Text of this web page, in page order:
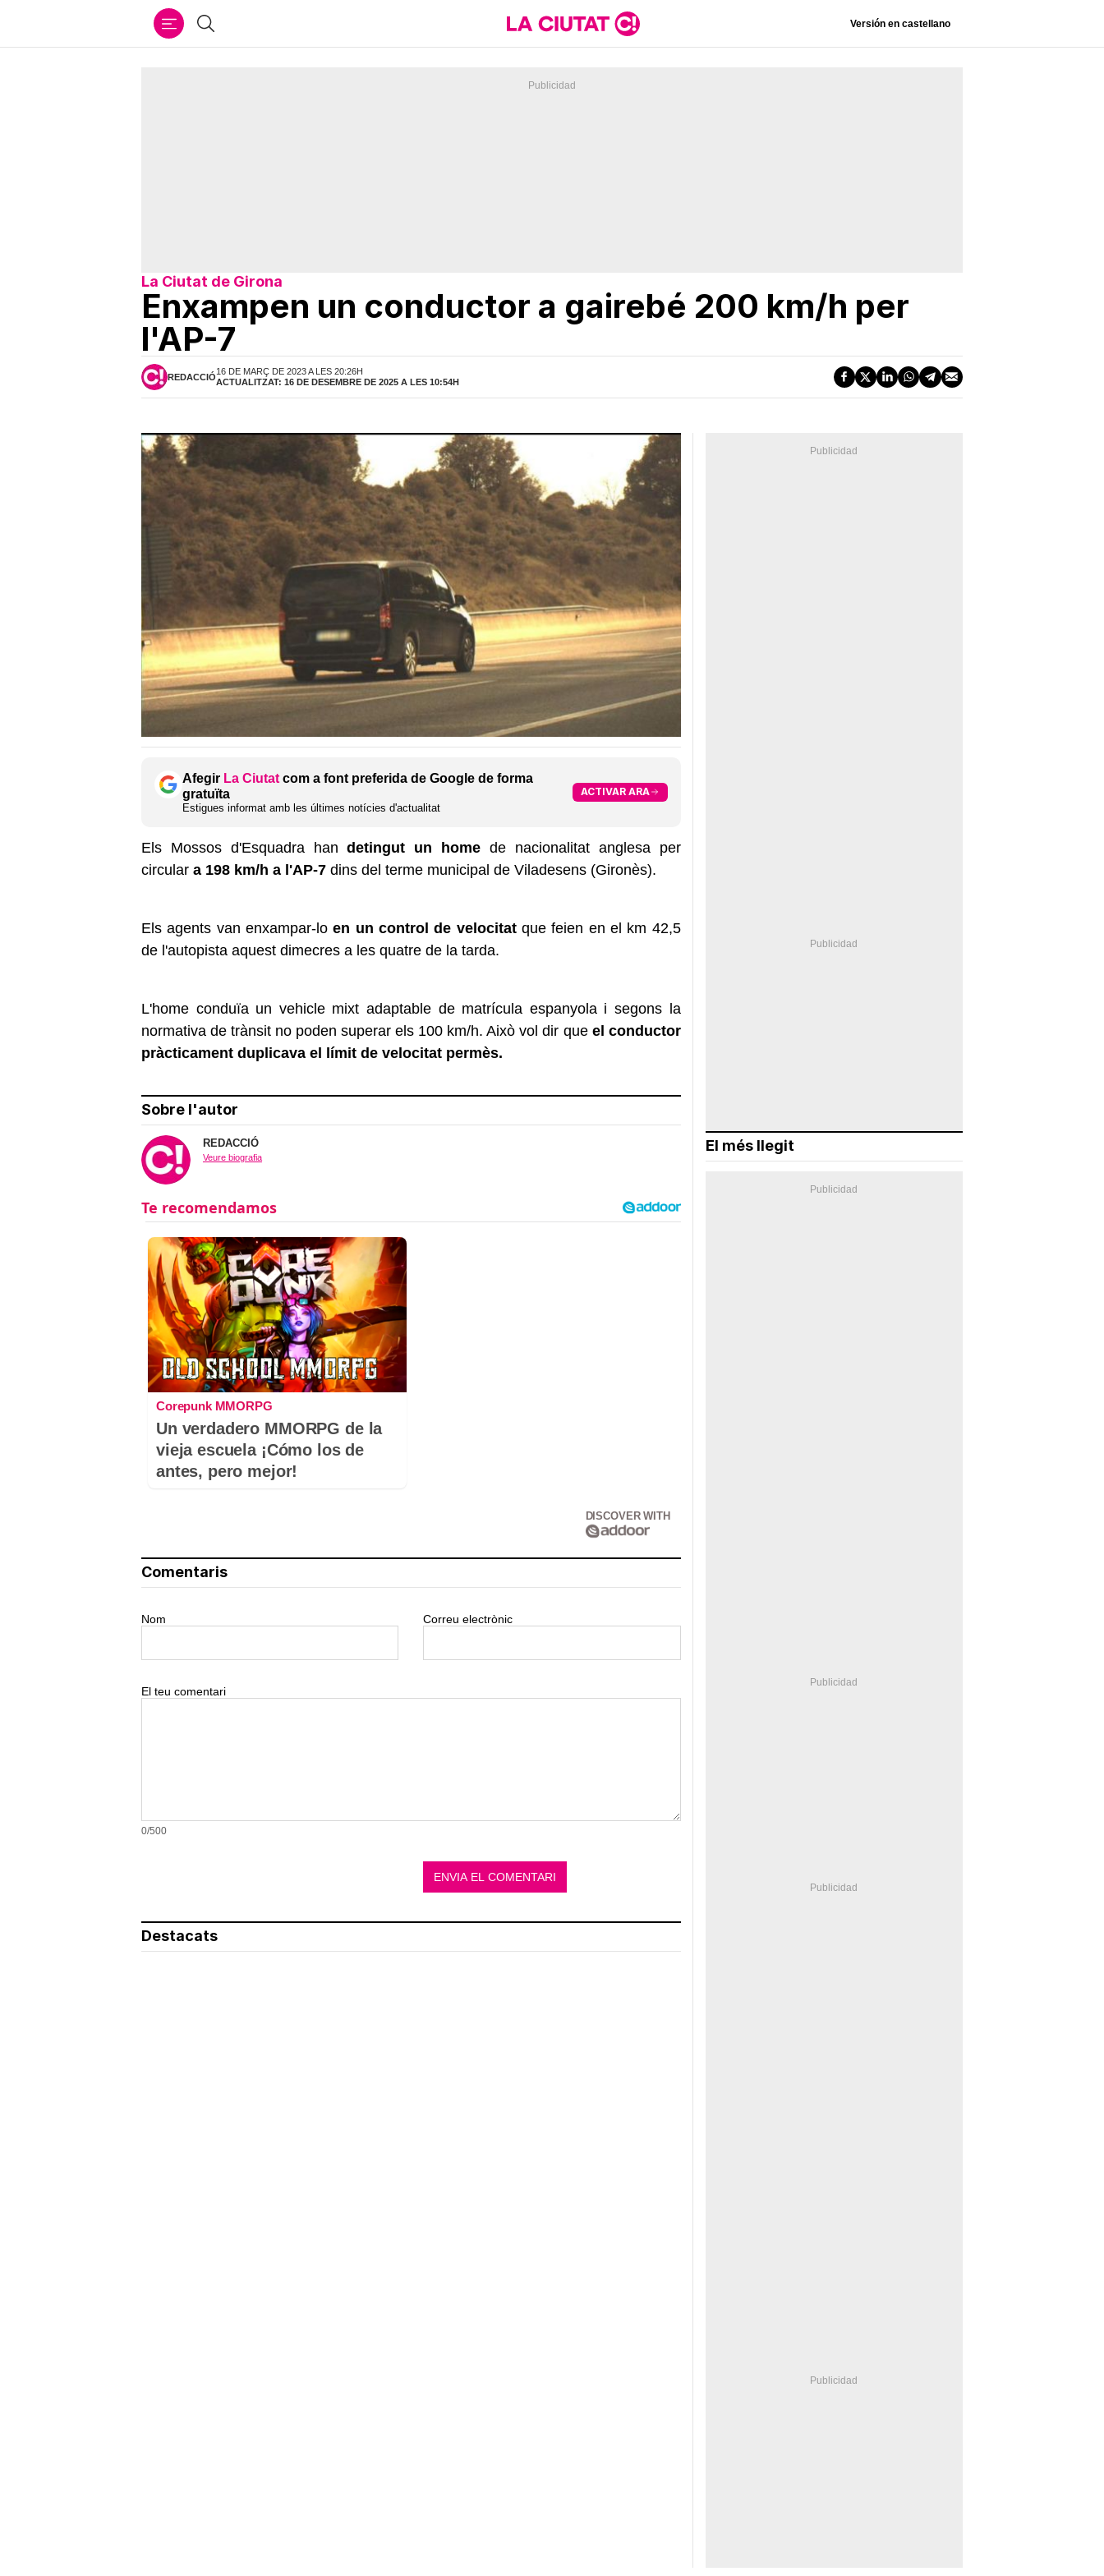
Cercar Versión en castellano
La Ciutat de Girona
Enxampen un conductor a gairebé 200 km/h per
l'AP-7
REDACCIÓ
16 DE MARÇ DE 2023 A LES 20:26H
ACTUALITZAT: 16 DE DESEMBRE DE 2025 A LES 10:54H
Afegir La Ciutat com a font preferida de Google de forma
gratuïta
Estigues informat amb les últimes notícies d'actualitat
ACTIVAR ARA
Els Mossos d'Esquadra handetingut un home de nacionalitat anglesa per
circular a 198 km/h a l'AP-7 dins del terme municipal de Viladesens (Gironès).
Els agents van enxampar-loen un control de velocitatque feien en el km 42,5
de l'autopista aquest dimecres a les quatre de la tarda.
L'home conduïa un vehicle mixt adaptable de matrícula espanyola i segons la
normativa de trànsit no poden superar els 100 km/h. Això vol dir que el conductor
pràcticament duplicava el límit de velocitat permès.
Sobre l'autor
REDACCIÓ
Veure biografia
Corepunk MMORPG
Un verdadero MMORPG de la
vieja escuela ¡Cómo los de
antes, pero mejor!
DISCOVER WITH
Comentaris
Nom Correu electrònic
El teu comentari
0/500
Destacats
El més llegit